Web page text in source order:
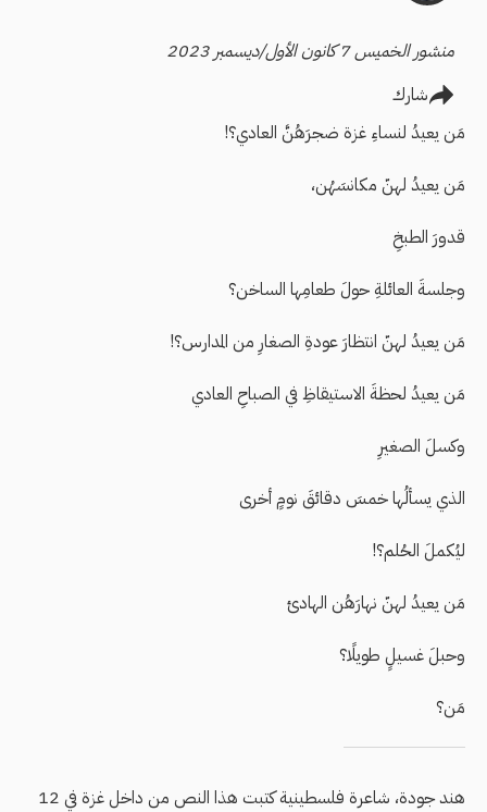
منشور الخميس 7 كانون الأول/ديسمبر 2023
شارك
مَن يعيدُ لنساءِ غزة ضجرَهُنَّ العادي؟!
مَن يعيدُ لهنّ مكانسَهُن،
قدورَ الطبخِ
وجلسةَ العائلةِ حولَ طعامِها الساخن؟
مَن يعيدُ لهنّ انتظارَ عودةِ الصغارِ من المدارس؟!
مَن يعيدُ لحظةَ الاستيقاظِ في الصباحِ العادي
وكسلَ الصغيرِ
الذي يسألُها خمسَ دقائقَ نومٍ أخرى
ليُكملَ الحُلم؟!
مَن يعيدُ لهنّ نهارَهُن الهادئ
وحبلَ غسيلٍ طويلًا؟
مَن؟
هند جودة، شاعرة فلسطينية كتبت هذا النص من داخل غزة في 12